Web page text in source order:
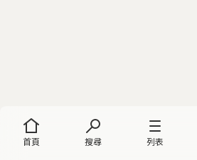
首頁 搜尋 列表